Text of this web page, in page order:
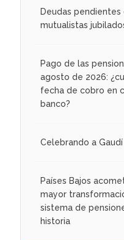
Deudas pendientes
mutualistas
Pago de las
agosto de 2026:
fecha de cobro en
banco?
Celebrando a Gaudí
Países Bajos
mayor
sistema de
historia